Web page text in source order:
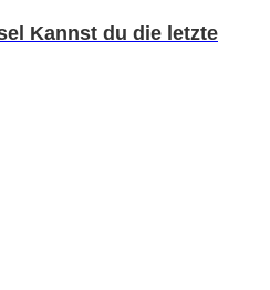
Kannst du die letzte